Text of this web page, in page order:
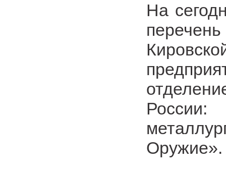
На
Оружие».